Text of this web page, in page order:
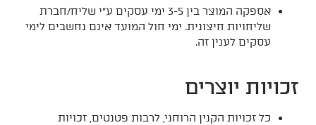
אספקה המוצר בין 3-5 ימי עסקים ע"י שליח/חברת
שליחויות חיצונית. ימי חול המועד אינם נחשבים לימי
עסקים לענין זה.
זכויות יוצרים
כל זכויות הקנין הרוחני, לרבות פטנטים, זכויות